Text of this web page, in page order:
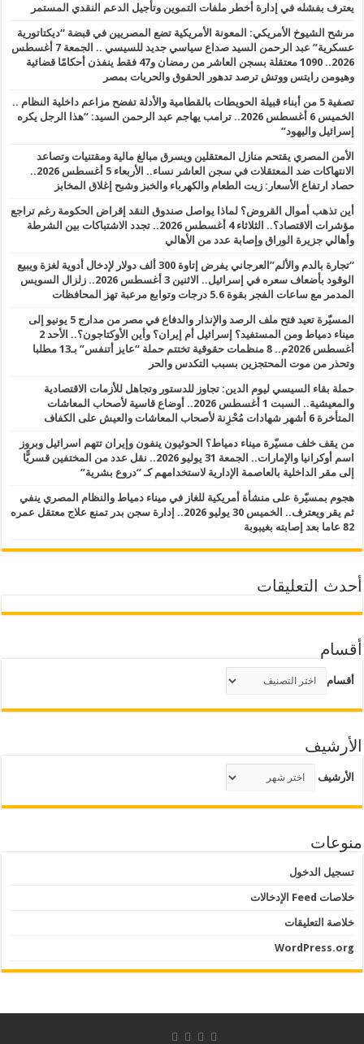
يعترف بفشله في إدارة أخطر ملفات التموين وتأجيل الدعم النقدي المستمر
مرشح الشيوخ الأمريكي: المعونة الأمريكية تضع المصريين في قبضة “ديكتاتورية
عسكرية” عبد الرحمن السيد صداع سياسي جديد للسيسي .. الجمعة 7 أغسطس
2026.. 1090 معتقلة بسجن العاشر من رمضان و47 فقط ينفذن أحكامًا قضائية
وهيومن رايتس ووتش ترصد تدهور الحقوق والحريات بمصر
تصفية 5 من أبناء قبيلة الحويطات بالقطامية والأدلة تفضح مزاعم داخلية النظام ..
الخميس 6 أغسطس 2026.. ترامب يهاجم عبد الرحمن السيد: “هذا الرجل يكره
إسرائيل واليهود”
الأمن المصري يقتحم منازل المعتقلين ويسرق مبالغ مالية ومقتنيات وتصاعد
الانتهاكات ضد المعتقلات في سجن العاشر نساء.. الأربعاء 5 أغسطس 2026..
حصاد ارتفاع الأسعار: زيت الطعام والكهرباء والخبز وشبح إغلاق المخابز
أين تذهب أموال القروض؟ لماذا يواصل صندوق النقد إقراض الحكومة رغم تراجع
مؤشرات الاقتصاد؟.. الثلاثاء 4 أغسطس 2026.. تجدد الاشتباكات بين الشرطة
وأهالي جزيرة الوراق وإصابة عدد من الأهالي
“تجارة بالدم والألم”العرجاني يفرض إتاوة 300 ألف دولار لإدخال أدوية لغزة ويبيع
الوقود بأضعاف سعره في إسرائيل.. الاثنين 3 أغسطس 2026.. زلزال السويس
المدمر مع ساعات الفجر بقوة 5.6 درجات وتوابع مرعبة تهز المحافظات
المسيّرة تعيد فتح ملف الرصد والإنذار والدفاع في مصر من مدارج 5 يونيو إلى
ميناء دمياط ومن المستفيد؟ إسرائيل أم إيران؟ وأين الأوكتاجون؟.. الأحد 2
أغسطس 2026م.. 8 منظمات حقوقية تختتم حملة “عايز أتنفس” بـ13 مطلبا
وتحذر من موت المحتجزين بسبب التكدس والحر
حملة بقاء السيسي ليوم الدين: تجاوز للدستور وتجاهل للأزمات الاقتصادية
والمعيشية.. السبت 1 أغسطس 2026.. أوضاع قاسية لأصحاب المعاشات
المتأخرة 6 أشهر شهادات مُحْزِنة لأصحاب المعاشات والعيش على الكفاف
من يقف خلف مسيّرة ميناء دمياط؟ الحوثيون ينفون وإيران تتهم اسرائيل وبروز
اسم أوكرانيا والإمارات.. الجمعة 31 يوليو 2026.. نقل عدد من المختفين قسريًّا
إلى مقر الداخلية بالعاصمة الإدارية لاستخدامهم كـ “دروع بشرية”
هجوم بمسيّرة على منشأة أمريكية للغاز في ميناء دمياط والنظام المصري ينفي
ثم يقر ويعترف.. الخميس 30 يوليو 2026.. إدارة سجن بدر تمنع علاج معتقل عمره
82 عاما بعد إصابته بغيبوبة
أحدث التعليقات
أقسام
أقسام
الأرشيف
الأرشيف
منوعات
تسجيل الدخول
خلاصات Feed الإدخالات
خلاصة التعليقات
WordPress.org